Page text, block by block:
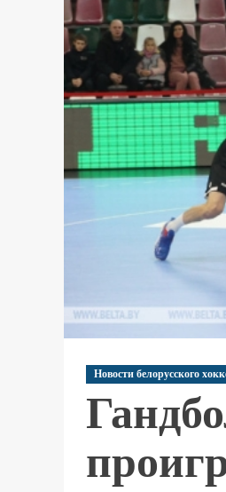
Новости белорусского